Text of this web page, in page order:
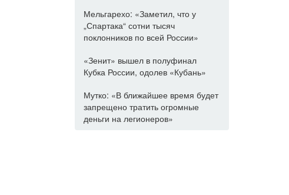
Мельгарехо: «Заметил, что у
„Спартака“ сотни тысяч
поклонников по всей России»
«Зенит» вышел в полуфинал
Кубка России, одолев «Кубань»
Мутко: «В ближайшее время будет
запрещено тратить огромные
деньги на легионеров»